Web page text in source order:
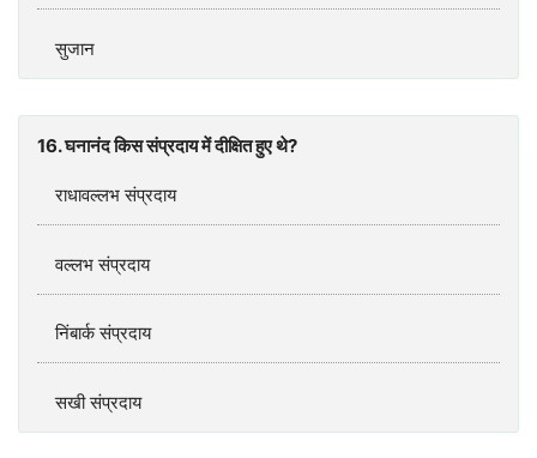
सुजान
16. घनानंद किस संप्रदाय में दीक्षित हुए थे?
राधावल्लभ संप्रदाय
वल्लभ संप्रदाय
निंबार्क संप्रदाय
सखी संप्रदाय